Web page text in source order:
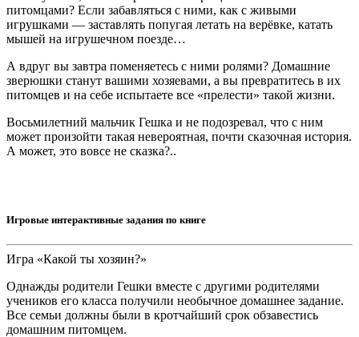
питомцами? Если забавляться с ними, как с живыми
игрушками — заставлять попугая летать на верёвке, катать
мышей на игрушечном поезде…
А вдруг вы завтра поменяетесь с ними ролями? Домашние
зверюшки станут вашими хозяевами, а вы превратитесь в их
питомцев и на себе испытаете все «прелести» такой жизни.
Восьмилетний мальчик Гешка и не подозревал, что с ним
может произойти такая невероятная, почти сказочная история.
А может, это вовсе не сказка?..
Игровые интерактивные задания по книге
Игра «Какой ты хозяин?»
Однажды родители Гешки вместе с другими родителями
учеников его класса получили необычное домашнее задание.
Все семьи должны были в кротчайший срок обзавестись
домашним питомцем.